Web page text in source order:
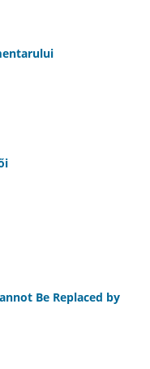
Be Replaced by